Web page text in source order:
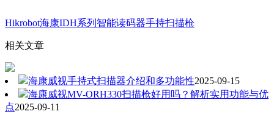
Hikrobot海康IDH系列智能读码器手持扫描枪
相关文章
海康威视手持式扫描器介绍和多功能性2025-09-15
海康威视MV-ORH330扫描枪好用吗？解析实用功能与优
点2025-09-11